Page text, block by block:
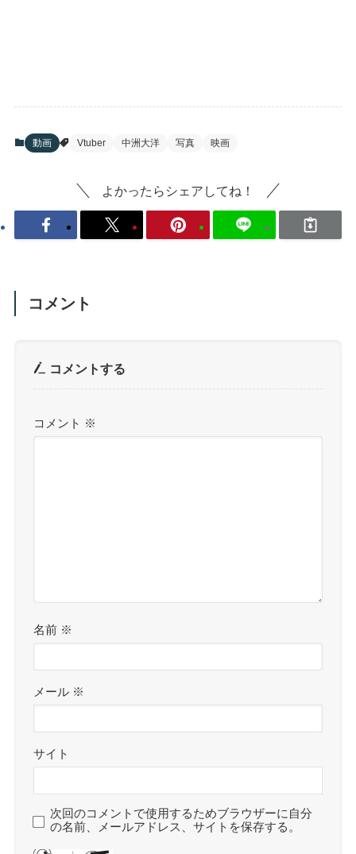
動画 Vtuber 中洲大洋 写真 映画
よかったらシェアしてね！
コメント
コメントする
コメント ※
名前 ※
メール ※
サイト
次回のコメントで使用するためブラウザーに自分
の名前、メールアドレス、サイトを保存する。